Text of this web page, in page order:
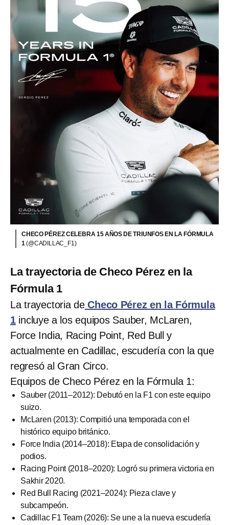
CHECO PÉREZ CELEBRA 15 AÑOS DE TRIUNFOS EN LA FÓRMULA
1(@CADILLAC_F1)
La trayectoria de Checo Pérez en la
Fórmula 1
La trayectoria de Checo Pérez en la Fórmula
1incluye a los equipos Sauber, McLaren,
Force India, Racing Point, Red Bull y
actualmente en Cadillac, escudería con la que
regresó al Gran Circo.
Equipos de Checo Pérez en la Fórmula 1:
Sauber (2011–2012): Debutó en la F1 con este equipo
suizo.
McLaren (2013): Compitió una temporada con el
histórico equipo británico.
Force India (2014–2018): Etapa de consolidación y
podios.
Racing Point (2018–2020): Logró su primera victoria en
Sakhir 2020.
Red Bull Racing (2021–2024): Pieza clave y
subcampeón.
Cadillac F1 Team (2026): Se une a la nueva escudería